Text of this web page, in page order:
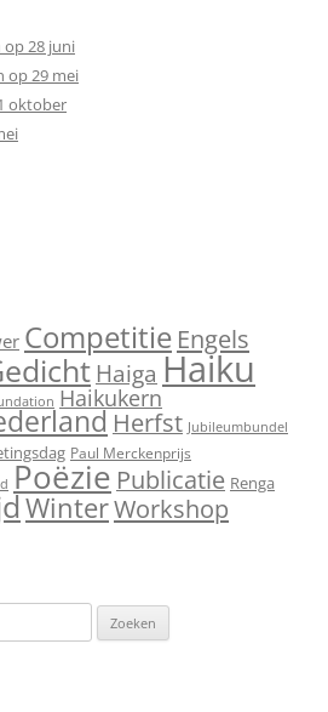
op 28 juni
op 29 mei
oktober
Competitie Engels
Haiga Haiku
Haikukern
Herfst Jubileumbundel
Paul Merckenprijs
Poëzie Publicatie Renga
WinterWorkshop